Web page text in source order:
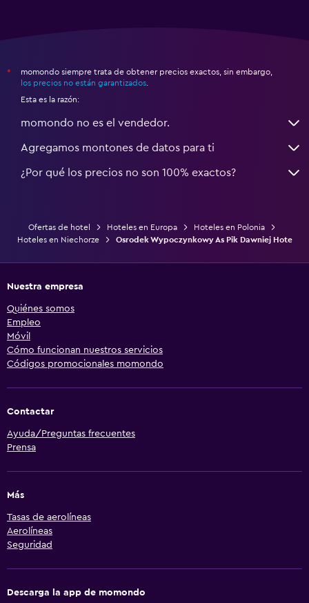
*
momondo siempre trata de obtener precios exactos, sin embargo,
los precios no están garantizados
Esta es la razón:
momondo no es el vendedor.
Agregamos montones de datos para ti
¿Por qué los precios no son 100% exactos?
Ofertas de hotel Hoteles en Europa
Hoteles en Polonia
Hoteles en Niechorze
Osrodek Wypoczynkowy As Pik Dawniej Hote
Nuestra empresa
Quiénes somos
Empleo
Móvil
Cómo funcionan nuestros servicios
Códigos promocionales momondo
Contactar
Ayuda/Preguntas frecuentes
Prensa
Más
Tasas de aerolíneas
Aerolíneas
Seguridad
Descarga la app de momondo